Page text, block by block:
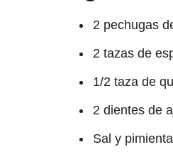
2 pechugas
2 tazas de
1/2 taza de
2 dientes de
Sal y